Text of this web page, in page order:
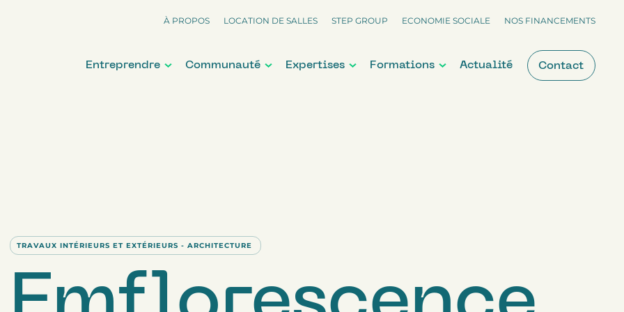
À PROPOS LOCATION DE SALLES STEP GROUP ECONOMIE SOCIALE NOS FINANCEMENTS
Entreprendre Communauté Expertises Formations Actualité Contact
TRAVAUX INTÉRIEURS ET EXTÉRIEURS - ARCHITECTURE